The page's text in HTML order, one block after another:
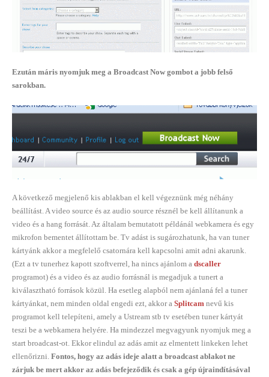
Ezután máris nyomjuk meg a Broadcast Now gombot a jobb felső
sarokban.
A következő megjelenő kis ablakban el kell végeznünk még néhány
beállítást. A video source és az audio source résznél be kell állítanunk a
video és a hang forrását. Az általam bemutatott példánál webkamera és egy
mikrofon bementet állítottam be. Tv adást is sugározhatunk, ha van tuner
kártyánk akkor a megfelelő csatornára kell kapcsolni amit adni akarunk.
(Ezt a tv tunerhez kapott szoftverrel, ha nincs ajánlom a dscaller
programot) és a video és az audio forrásnál is megadjuk a tunert a
kiválasztható források közül. Ha esetleg alapból nem ajánlaná fel a tuner
kártyánkat, nem minden oldal engedi ezt, akkor a Splitcam nevű kis
programot kell telepíteni, amely a Ustream stb tv esetében tuner kártyát
teszi be a webkamera helyére. Ha mindezzel megvagyunk nyomjuk meg a
start broadcast-ot. Ekkor elindul az adás amit az elmentett linkeken lehet
ellenőrizni. Fontos, hogy az adás ideje alatt a broadcast ablakot ne
zárjuk be mert akkor az adás befejeződik és csak a gép újraindításával